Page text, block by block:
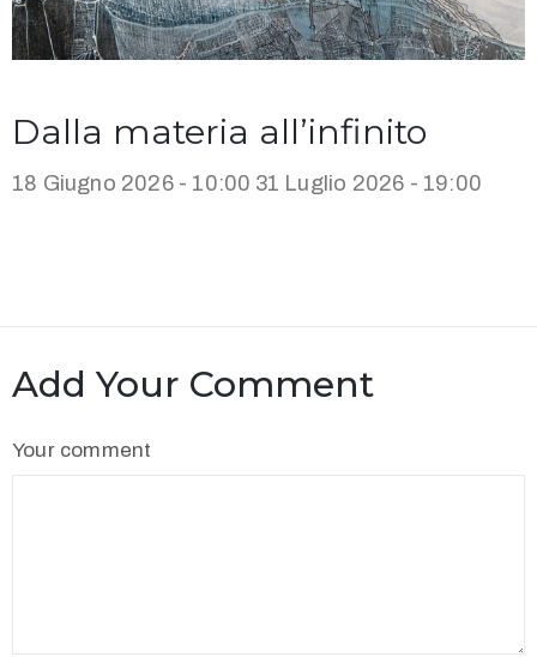
Dalla materia all’infinito
18 Giugno 2026 - 10:00 31 Luglio 2026 - 19:00
Add Your Comment
Your comment